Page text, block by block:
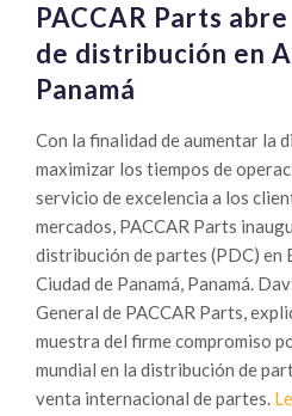
PACCAR Parts
de distribución en
Panamá
Con la finalidad de aumentar la
maximizar los tiempos de
servicio de excelencia a los
mercados, PACCAR Parts
distribución de partes (PDC) en
Ciudad de Panamá, Panamá.
General de PACCAR Parts,
muestra del firme compromiso
mundial en la distribución de
venta internacional de partes.